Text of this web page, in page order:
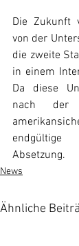
Die Zukunft
von der
die zweite
in einem
Da diese
nach der
Absetzung.
News
Ähnliche